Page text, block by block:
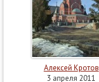
Алексей Кротов
3 апреля 2011